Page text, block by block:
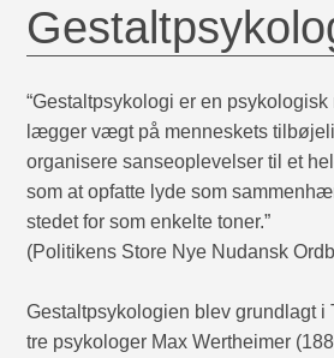
“Gestaltpsykologi er en psykologisk
lægger vægt på menneskets
organisere sanseoplevelser til et
som at opfatte lyde som
stedet for som enkelte toner.”
(Politikens Store Nye Nudansk
Gestaltpsykologien blev grundlagt i
tre psykologer Max Wertheimer